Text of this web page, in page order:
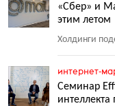
«Сбер» и
этим летом
Холдинги
интернет-
Семинар